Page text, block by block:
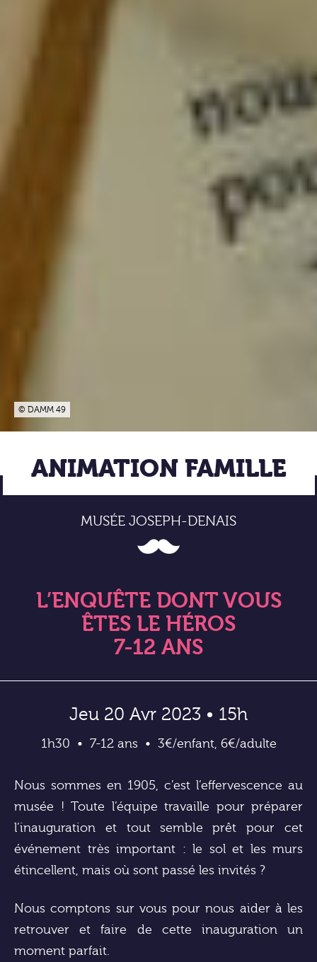
© DAMM 49
ANIMATION FAMILLE
MUSÉE JOSEPH-DENAIS
L’ENQUÊTE DONT VOUS
ÊTES LE HÉROS
7-12 ANS
Jeu 20 Avr 2023 • 15h
1h30 7-12 ans 3€/enfant, 6€/adulte
Nous sommes en 1905, c’est l’effervescence au
musée ! Toute l’équipe travaille pour préparer
l’inauguration et tout semble prêt pour cet
événement très important : le sol et les murs
étincellent, mais où sont passé les invités ?
Nous comptons sur vous pour nous aider à les
retrouver et faire de cette inauguration un
moment parfait.